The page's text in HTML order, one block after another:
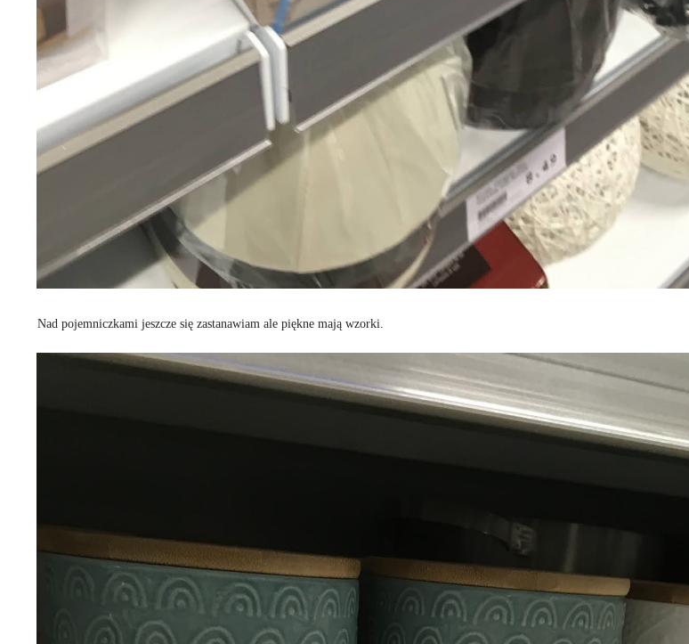
Nad pojemniczkami jeszcze się zastanawiam ale piękne mają wzorki.